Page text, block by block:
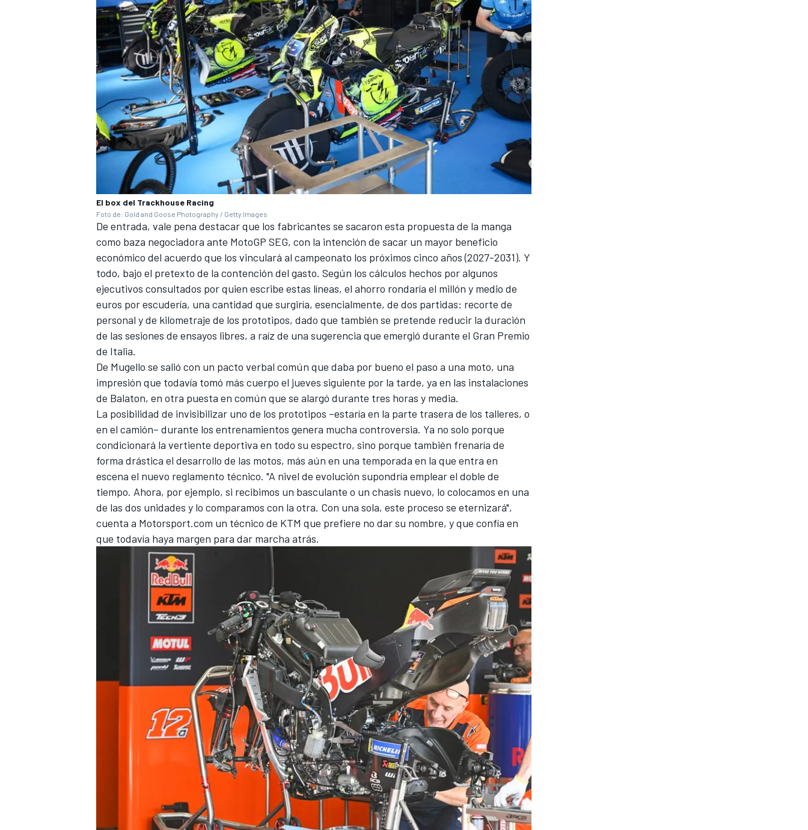
El box del Trackhouse Racing
Foto de: Gold and Goose Photography / Getty Images
De entrada, vale pena destacar que los fabricantes se sacaron esta propuesta de la manga
como baza negociadora ante MotoGP SEG, con la intención de sacar un mayor beneficio
económico del acuerdo que los vinculará al campeonato los próximos cinco años (2027-2031). Y
todo, bajo el pretexto de la contención del gasto. Según los cálculos hechos por algunos
ejecutivos consultados por quien escribe estas líneas, el ahorro rondaría el millón y medio de
euros por escudería, una cantidad que surgiría, esencialmente, de dos partidas: recorte de
personal y de kilometraje de los prototipos, dado que también se pretende reducir la duración
de las sesiones de ensayos libres, a raíz de una sugerencia que emergió durante el Gran Premio
de Italia.
De Mugello se salió con un pacto verbal común que daba por bueno el paso a una moto, una
impresión que todavía tomó más cuerpo el jueves siguiente por la tarde, ya en las instalaciones
de Balaton, en otra puesta en común que se alargó durante tres horas y media.
La posibilidad de invisibilizar uno de los prototipos –estaría en la parte trasera de los talleres, o
en el camión– durante los entrenamientos genera mucha controversia. Ya no solo porque
condicionará la vertiente deportiva en todo su espectro, sino porque también frenaría de
forma drástica el desarrollo de las motos, más aún en una temporada en la que entra en
escena el nuevo reglamento técnico. "A nivel de evolución supondría emplear el doble de
tiempo. Ahora, por ejemplo, si recibimos un basculante o un chasis nuevo, lo colocamos en una
de las dos unidades y lo comparamos con la otra. Con una sola, este proceso se eternizará",
cuenta a Motorsport.com un técnico de KTM que prefiere no dar su nombre, y que confía en
que todavía haya margen para dar marcha atrás.